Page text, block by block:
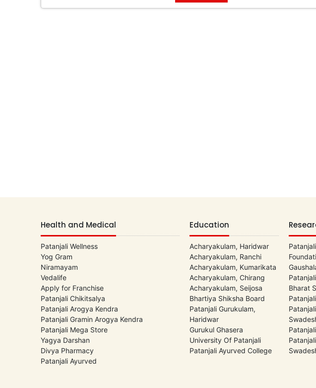
Health and Medical
Patanjali Wellness
Yog Gram
Niramayam
Vedalife
Apply for Franchise
Patanjali Chikitsalya
Patanjali Arogya Kendra
Patanjali Gramin Arogya Kendra
Patanjali Mega Store
Yagya Darshan
Divya Pharmacy
Patanjali Ayurved
Education
Acharyakulam, Haridwar
Acharyakulam, Ranchi
Acharyakulam, Kumarikata
Acharyakulam, Chirang
Acharyakulam, Seijosa
Bhartiya Shiksha Board
Patanjali Gurukulam,
Haridwar
Gurukul Ghasera
University Of Patanjali
Patanjali Ayurved College
Bharat